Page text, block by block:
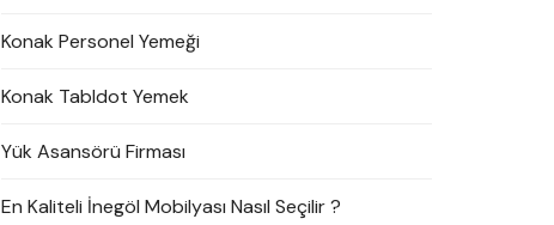
Konak Personel Yemeği
Konak Tabldot Yemek
Yük Asansörü Firması
En Kaliteli İnegöl Mobilyası Nasıl Seçilir ?